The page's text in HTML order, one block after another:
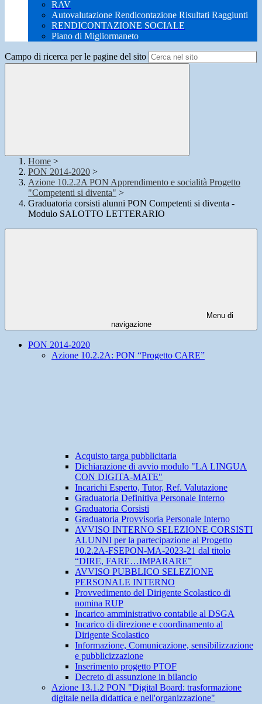
RAV
Autovalutazione Rendicontazione Risultati Raggiunti
RENDICONTAZIONE SOCIALE
Piano di Migliormaneto
Campo di ricerca per le pagine del sito
Home >
PON 2014-2020 >
Azione 10.2.2A PON Apprendimento e socialità Progetto
"Competenti si diventa" >
Graduatoria corsisti alunni PON Competenti si diventa -
Modulo SALOTTO LETTERARIO
Menu di
navigazione
PON 2014-2020
Azione 10.2.2A: PON “Progetto CARE”
Acquisto targa pubblicitaria
Dichiarazione di avvio modulo "LA LINGUA
CON DIGITA-MATE"
Incarichi Esperto, Tutor, Ref. Valutazione
Graduatoria Definitiva Personale Interno
Graduatoria Corsisti
Graduatoria Provvisoria Personale Interno
AVVISO INTERNO SELEZIONE CORSISTI
ALUNNI per la partecipazione al Progetto
10.2.2A-FSEPON-MA-2023-21 dal titolo
“DIRE, FARE…IMPARARE”
AVVISO PUBBLICO SELEZIONE
PERSONALE INTERNO
Provvedimento del Dirigente Scolastico di
nomina RUP
Incarico amministrativo contabile al DSGA
Incarico di direzione e coordinamento al
Dirigente Scolastico
Informazione, Comunicazione, sensibilizzazione
e pubblicizzazione
Inserimento progetto PTOF
Decreto di assunzione in bilancio
Azione 13.1.2 PON "Digital Board: trasformazione
digitale nella didattica e nell'organizzazione"